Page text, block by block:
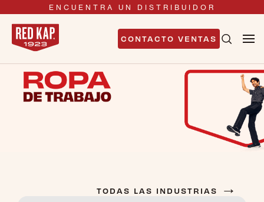
ENCUENTRA UN DISTRIBUIDOR
CONTACTO VENTAS
TODAS LAS INDUSTRIAS →